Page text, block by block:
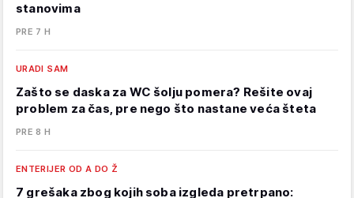
stanovima
PRE 7 H
URADI SAM
Zašto se daska za WC šolju pomera? Rešite ovaj
problem za čas, pre nego što nastane veća šteta
PRE 8 H
ENTERIJER OD A DO Ž
7 grešaka zbog kojih soba izgleda pretrpano: